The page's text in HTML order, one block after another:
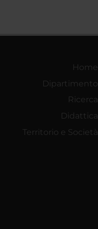
Home
Dipartimento
Ricerca
Didattica
Territorio e Società